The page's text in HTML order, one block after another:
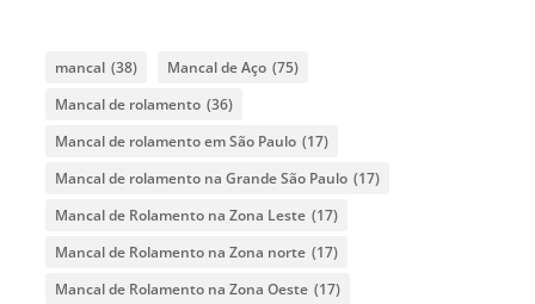
mancal (38) Mancal de Aço (75)
Mancal de rolamento (36)
Mancal de rolamento em São Paulo (17)
Mancal de rolamento na Grande São Paulo (17)
Mancal de Rolamento na Zona Leste (17)
Mancal de Rolamento na Zona norte (17)
Mancal de Rolamento na Zona Oeste (17)